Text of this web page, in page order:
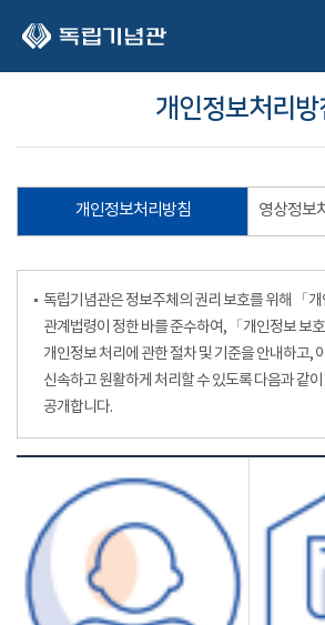
개인정보처리방
개인정보처리방침 영상정보
독립기념관은 정보주체의 권리 보호를 위해 「
관계법령이 정한 바를 준수하여, 「개인정보 보
개인정보 처리에 관한 절차 및 기준을 안내하고,
신속하고 원활하게 처리할 수 있도록 다음과 같
공개합니다.